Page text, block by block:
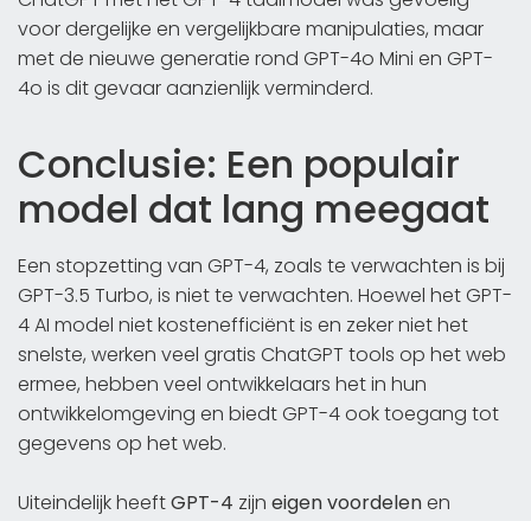
voor dergelijke en vergelijkbare manipulaties, maar
met de nieuwe generatie rond GPT-4o Mini en GPT-
4o is dit gevaar aanzienlijk verminderd.
Conclusie: Een populair
model dat lang meegaat
Een stopzetting van GPT-4, zoals te verwachten is bij
GPT-3.5 Turbo, is niet te verwachten. Hoewel het GPT-
4 AI model niet kostenefficiënt is en zeker niet het
snelste, werken veel gratis ChatGPT tools op het web
ermee, hebben veel ontwikkelaars het in hun
ontwikkelomgeving en biedt GPT-4 ook toegang tot
gegevens op het web.
Uiteindelijk heeftGPT-4 zijn eigen voordelenen